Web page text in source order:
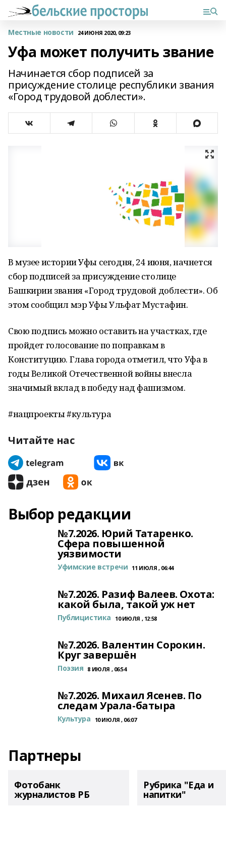
Местные новости 24 ИЮНЯ 2020, 09:23
Уфа может получить звание
Начинается сбор подписей за
присуждение столице республики звания
«Город трудовой доблести».
В музее истории Уфы сегодня, 24 июня, начнется
сбор подписей за присуждение столице
Башкирии звания «Город трудовой доблести». Об
этом сообщил мэр Уфы Ульфат Мустафин.
Свою подпись можно оставить на участках, где
пройдет голосование по поправкам в
Конституцию. Глава города отметил, что Уфа в
годы Великой Отечественной войны внесла
значимый вклад в победу над фашизмом.
#нацпроекты #культура
Читайте нас
Выбор редакции
№7.2026. Юрий Татаренко.
Сфера повышенной
уязвимости
Уфимские встречи 11 ИЮЛЯ , 06:44
№7.2026. Разиф Валеев. Охота:
какой была, такой уж нет
Публицистика 10 ИЮЛЯ , 12:58
№7.2026. Валентин Сорокин.
Круг завершён
Поэзия 8 ИЮЛЯ , 06:54
№7.2026. Михаил Ясенев. По
следам Урала-батыра
Культура 10 ИЮЛЯ , 06:07
Партнеры
Фотобанк
журналистов РБ
Рубрика "Еда и
напитки"